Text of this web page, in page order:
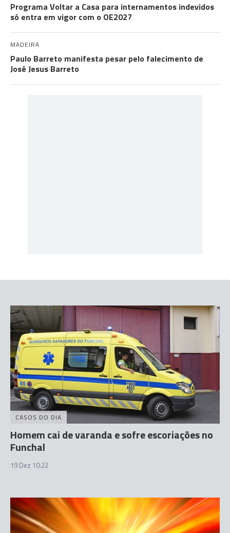
Programa Voltar a Casa para internamentos indevidos
só entra em vigor com o OE2027
MADEIRA
Paulo Barreto manifesta pesar pelo falecimento de
José Jesus Barreto
CASOS DO DIA
Homem cai de varanda e sofre escoriações no
Funchal
19 Dez 10:22